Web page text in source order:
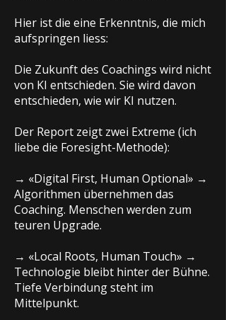
Hier ist die eine Erkenntnis, die mich
aufspringen liess:
Die Zukunft des Coachings wird nicht
von KI entschieden. Sie wird davon
entschieden, wie wir KI nutzen.
Der Report zeigt zwei Extreme (ich
liebe die Foresight-Methode):
→ «Digital First, Human Optional» →
Algorithmen übernehmen das
Coaching. Menschen werden zum
teuren Upgrade.
→ «Local Roots, Human Touch» →
Technologie bleibt hinter der Bühne.
Tiefe Verbindung steht im
Mittelpunkt.